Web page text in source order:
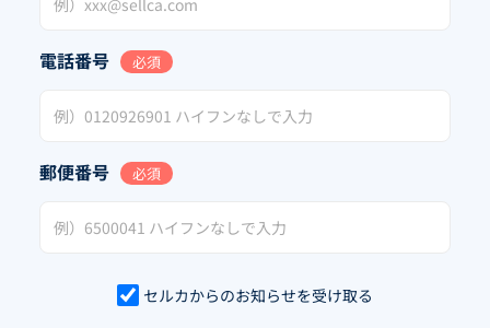
電話番号 必須
郵便番号 必須
セルカからのお知らせを受け取る